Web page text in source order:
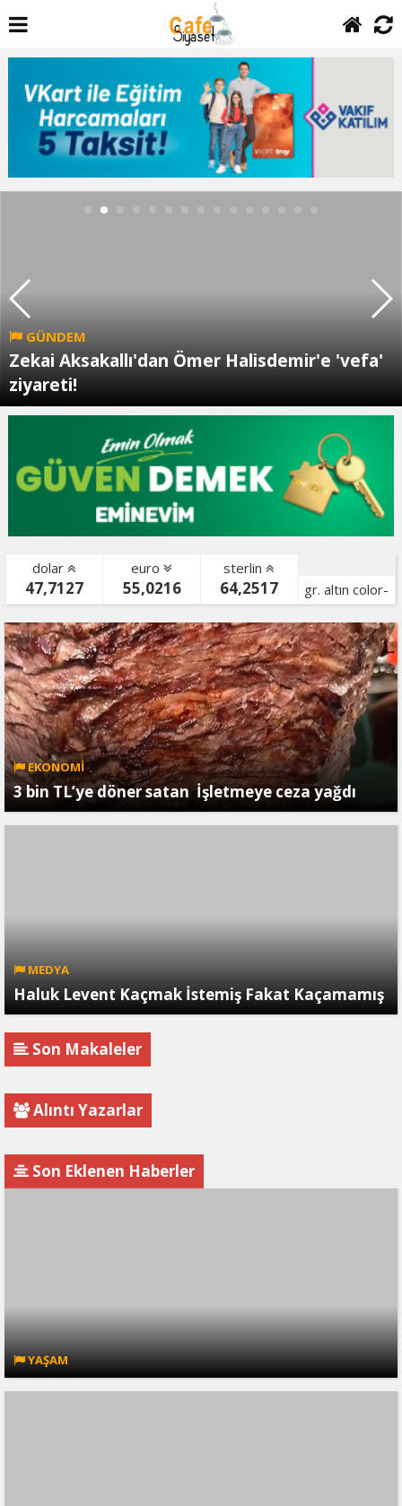
GÜNDEM
Zekai Aksakallı'dan Ömer Halisdemir'e 'vefa'
ziyareti!
dolar
47,7127
euro
55,0216
sterlin
64,2517
gr. altın color-
bist color-
EKONOMİ
3 bin TL’ye döner satan İşletmeye ceza yağdı
MEDYA
Haluk Levent Kaçmak İstemiş Fakat Kaçamamış
Son Makaleler
Alıntı Yazarlar
Son Eklenen Haberler
YAŞAM